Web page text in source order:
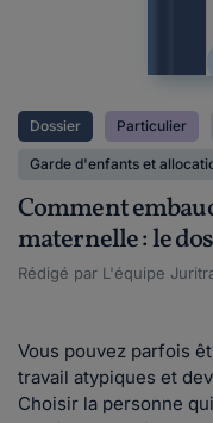
Dossier Particulier
Garde d'enfants et
Comment
maternelle : le
Rédigé par L'équipe
Vous pouvez parfois
travail atypiques et
Choisir la personne